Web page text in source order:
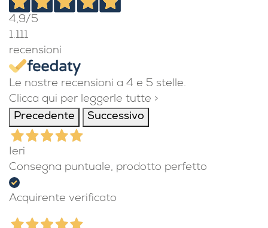
4,9/5
1.111
recensioni
Le nostre recensioni a 4 e 5 stelle.
Clicca qui per leggerle tutte >
Precedente
Successivo
Ieri
Consegna puntuale, prodotto perfetto
Acquirente verificato